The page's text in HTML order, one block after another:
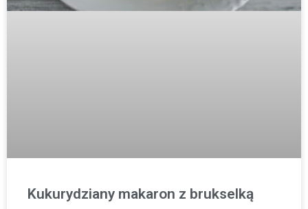
Kukurydziany makaron z brukselką